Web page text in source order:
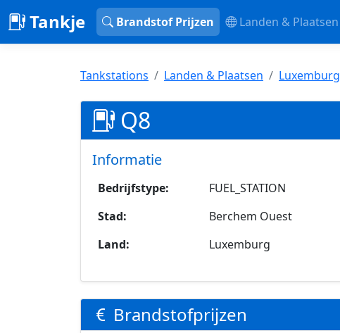
Tankje Brandstof Prijzen Landen & Plaatsen
Tankstations
Landen & Plaatsen Luxemburg
Q8
Informatie
Bedrijfstype:
FUEL_STATION
Stad:
Berchem Ouest
Land:
Luxemburg
Brandstofprijzen